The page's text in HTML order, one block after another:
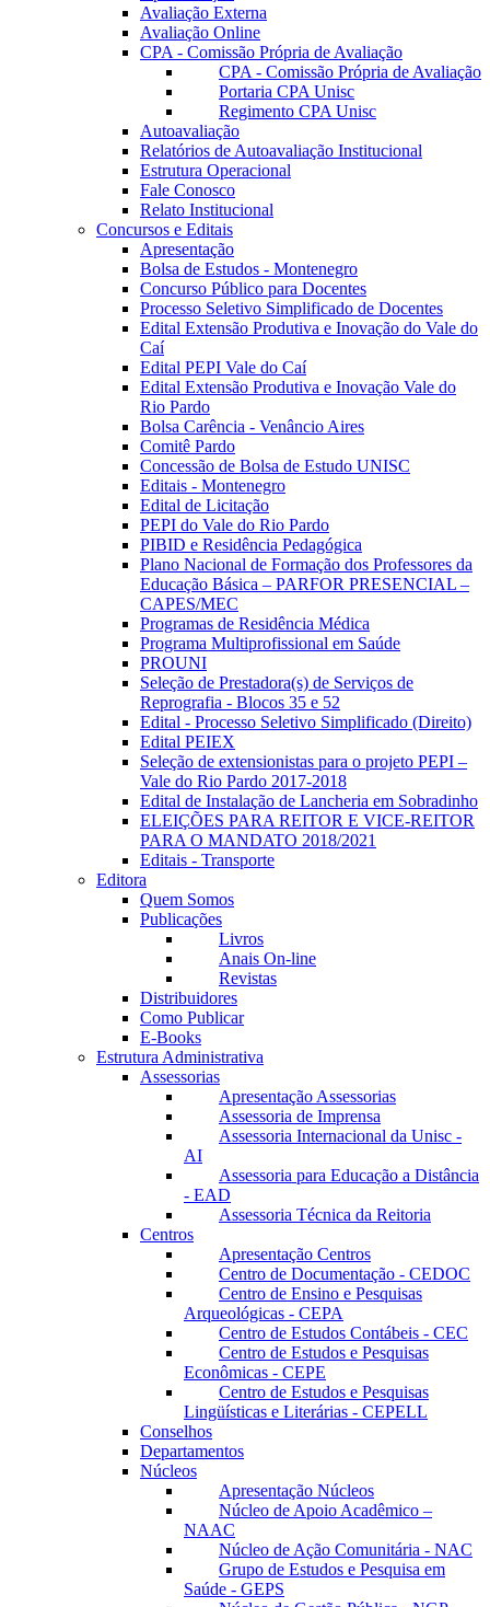
Avaliação Externa
Avaliação Online
CPA - Comissão Própria de Avaliação
CPA - Comissão Própria de Avaliação
Portaria CPA Unisc
Regimento CPA Unisc
Autoavaliação
Relatórios de Autoavaliação Institucional
Estrutura Operacional
Fale Conosco
Relato Institucional
Concursos e Editais
Apresentação
Bolsa de Estudos - Montenegro
Concurso Público para Docentes
Processo Seletivo Simplificado de Docentes
Edital Extensão Produtiva e Inovação do Vale do
Caí
Edital PEPI Vale do Caí
Edital Extensão Produtiva e Inovação Vale do
Rio Pardo
Bolsa Carência - Venâncio Aires
Comitê Pardo
Concessão de Bolsa de Estudo UNISC
Editais - Montenegro
Edital de Licitação
PEPI do Vale do Rio Pardo
PIBID e Residência Pedagógica
Plano Nacional de Formação dos Professores da
Educação Básica – PARFOR PRESENCIAL –
CAPES/MEC
Programas de Residência Médica
Programa Multiprofissional em Saúde
PROUNI
Seleção de Prestadora(s) de Serviços de
Reprografia - Blocos 35 e 52
Edital - Processo Seletivo Simplificado (Direito)
Edital PEIEX
Seleção de extensionistas para o projeto PEPI –
Vale do Rio Pardo 2017-2018
Edital de Instalação de Lancheria em Sobradinho
ELEIÇÕES PARA REITOR E VICE-REITOR
PARA O MANDATO 2018/2021
Editais - Transporte
Editora
Quem Somos
Publicações
Livros
Anais On-line
Revistas
Distribuidores
Como Publicar
E-Books
Estrutura Administrativa
Assessorias
Apresentação Assessorias
Assessoria de Imprensa
Assessoria Internacional da Unisc -
AI
Assessoria para Educação a Distância
- EAD
Assessoria Técnica da Reitoria
Centros
Apresentação Centros
Centro de Documentação - CEDOC
Centro de Ensino e Pesquisas
Arqueológicas - CEPA
Centro de Estudos Contábeis - CEC
Centro de Estudos e Pesquisas
Econômicas - CEPE
Centro de Estudos e Pesquisas
Lingüísticas e Literárias - CEPELL
Conselhos
Departamentos
Núcleos
Apresentação Núcleos
Núcleo de Apoio Acadêmico –
NAAC
Núcleo de Ação Comunitária - NAC
Grupo de Estudos e Pesquisa em
Saúde - GEPS